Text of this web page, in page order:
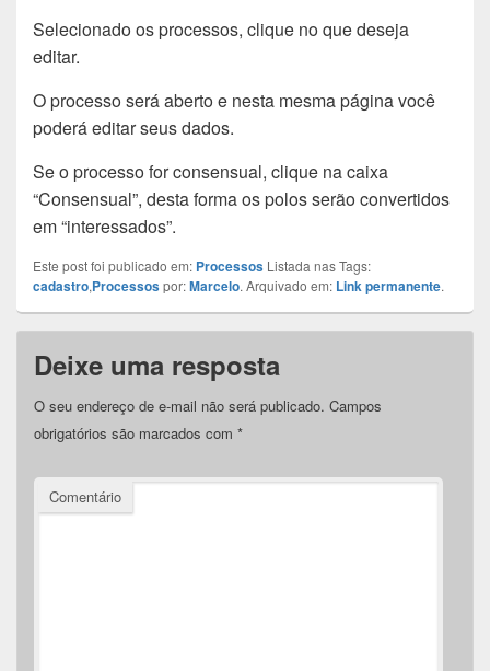
Selecionado os processos, clique no que deseja
editar.
O processo será aberto e nesta mesma página você
poderá editar seus dados.
Se o processo for consensual, clique na caixa
“Consensual”, desta forma os polos serão convertidos
em “interessados”.
Este post foi publicado em: Processos Listada nas Tags:
cadastro,Processospor:Marcelo. Arquivado em: Link permanente.
Deixe uma resposta
O seu endereço de e-mail não será publicado. Campos
obrigatórios são marcados com *
Comentário